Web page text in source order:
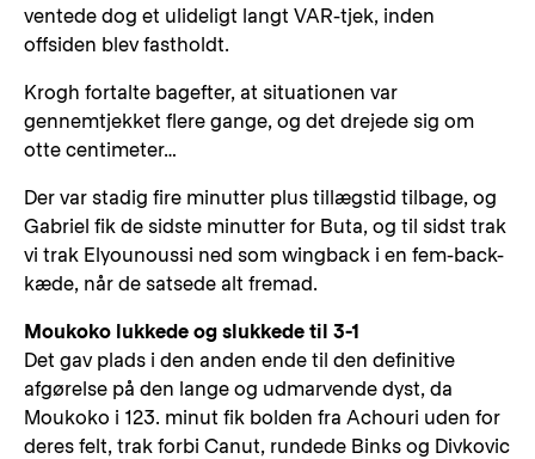
ventede dog et ulideligt langt VAR-tjek, inden
offsiden blev fastholdt.
Krogh fortalte bagefter, at situationen var
gennemtjekket flere gange, og det drejede sig om
otte centimeter…
Der var stadig fire minutter plus tillægstid tilbage, og
Gabriel fik de sidste minutter for Buta, og til sidst trak
vi trak Elyounoussi ned som wingback i en fem-back-
kæde, når de satsede alt fremad.
Moukoko lukkede og slukkede til 3-1
Det gav plads i den anden ende til den definitive
afgørelse på den lange og udmarvende dyst, da
Moukoko i 123. minut fik bolden fra Achouri uden for
deres felt, trak forbi Canut, rundede Binks og Divkovic